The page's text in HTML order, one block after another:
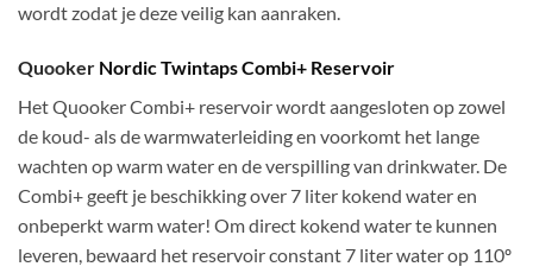
wordt zodat je deze veilig kan aanraken.
Quooker Nordic Twintaps Combi+ Reservoir
Het Quooker Combi+ reservoir wordt aangesloten op zowel
de koud- als de warmwaterleiding en voorkomt het lange
wachten op warm water en de verspilling van drinkwater. De
Combi+ geeft je beschikking over 7 liter kokend water en
onbeperkt warm water! Om direct kokend water te kunnen
leveren, bewaard het reservoir constant 7 liter water op 110º